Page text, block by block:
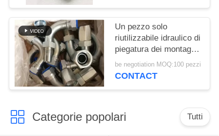
Un pezzo solo
riutilizzabile idraulico di
piegatura dei montaggi
di tubo flessibile
1/4inches
be negotiation MOQ:100 pezzi
CONTACT
Categorie popolari Tutti